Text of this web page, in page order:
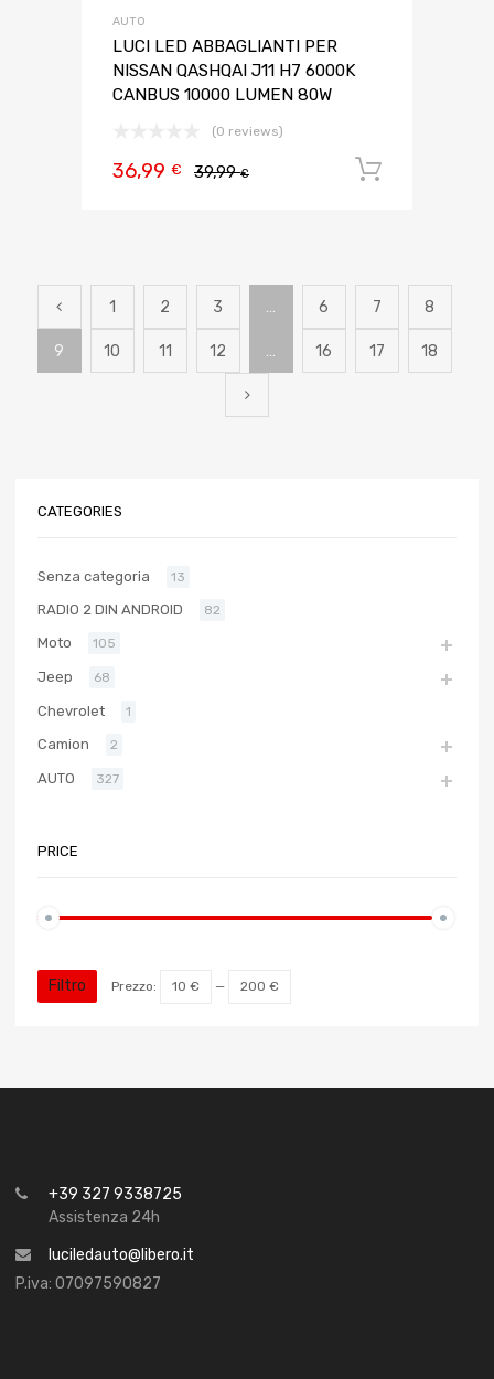
AUTO
LUCI LED ABBAGLIANTI PER
NISSAN QASHQAI J11 H7 6000K
CANBUS 10000 LUMEN 80W
(0 reviews)
39,99€
36,99 €
1 2 3 … 6 7 8
9 10 11 12 … 16 17 18
CATEGORIES
Senza categoria 13
RADIO 2 DIN ANDROID 82
Moto 105
Jeep 68
Chevrolet 1
Camion 2
AUTO 327
PRICE
Filtro Prezzo: 10 € — 200 €
+39 327 9338725
Assistenza 24h
luciledauto@libero.it
P.iva: 07097590827